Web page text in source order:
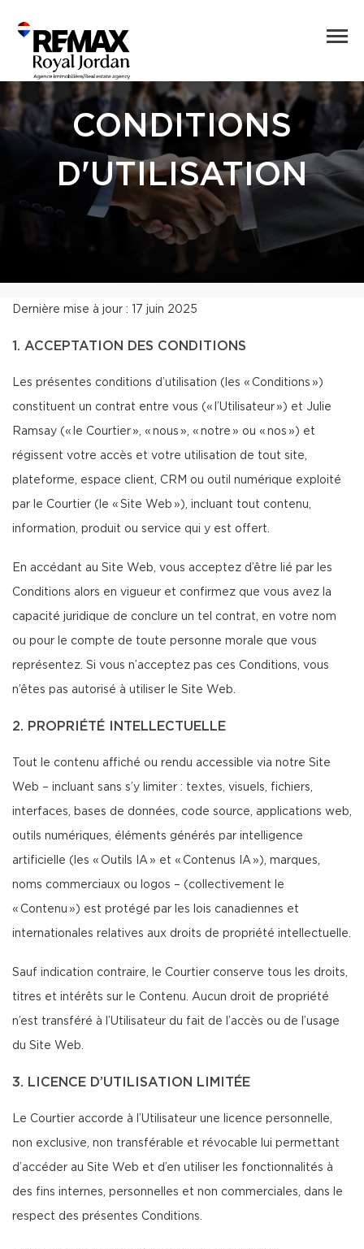
CONDITIONS
D'UTILISATION
Dernière mise à jour : 17 juin 2025
1. ACCEPTATION DES CONDITIONS
Les présentes conditions d’utilisation (les « Conditions »)
constituent un contrat entre vous (« l’Utilisateur ») et Julie
Ramsay (« le Courtier », « nous », « notre » ou « nos ») et
régissent votre accès et votre utilisation de tout site,
plateforme, espace client, CRM ou outil numérique exploité
par le Courtier (le « Site Web »), incluant tout contenu,
information, produit ou service qui y est offert.
En accédant au Site Web, vous acceptez d’être lié par les
Conditions alors en vigueur et confirmez que vous avez la
capacité juridique de conclure un tel contrat, en votre nom
ou pour le compte de toute personne morale que vous
représentez. Si vous n’acceptez pas ces Conditions, vous
n’êtes pas autorisé à utiliser le Site Web.
2. PROPRIÉTÉ INTELLECTUELLE
Tout le contenu affiché ou rendu accessible via notre Site
Web – incluant sans s’y limiter : textes, visuels, fichiers,
interfaces, bases de données, code source, applications web,
outils numériques, éléments générés par intelligence
artificielle (les « Outils IA » et « Contenus IA »), marques,
noms commerciaux ou logos – (collectivement le
« Contenu ») est protégé par les lois canadiennes et
internationales relatives aux droits de propriété intellectuelle.
Sauf indication contraire, le Courtier conserve tous les droits,
titres et intérêts sur le Contenu. Aucun droit de propriété
n’est transféré à l’Utilisateur du fait de l’accès ou de l’usage
du Site Web.
3. LICENCE D’UTILISATION LIMITÉE
Le Courtier accorde à l’Utilisateur une licence personnelle,
non exclusive, non transférable et révocable lui permettant
d’accéder au Site Web et d’en utiliser les fonctionnalités à
des fins internes, personnelles et non commerciales, dans le
respect des présentes Conditions.